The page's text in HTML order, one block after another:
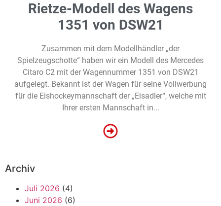
Rietze-Modell des Wagens
1351 von DSW21
Zusammen mit dem Modellhändler „der
Spielzeugschotte“ haben wir ein Modell des Mercedes
Citaro C2 mit der Wagennummer 1351 von DSW21
aufgelegt. Bekannt ist der Wagen für seine Vollwerbung
für die Eishockeymannschaft der „Eisadler“, welche mit
Ihrer ersten Mannschaft in...
Archiv
Juli 2026 (4)
Juni 2026 (6)